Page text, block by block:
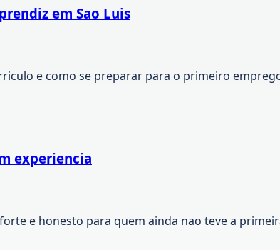
em Sao Luis
e como se preparar para o primeiro
experiencia
e honesto para quem ainda nao teve a